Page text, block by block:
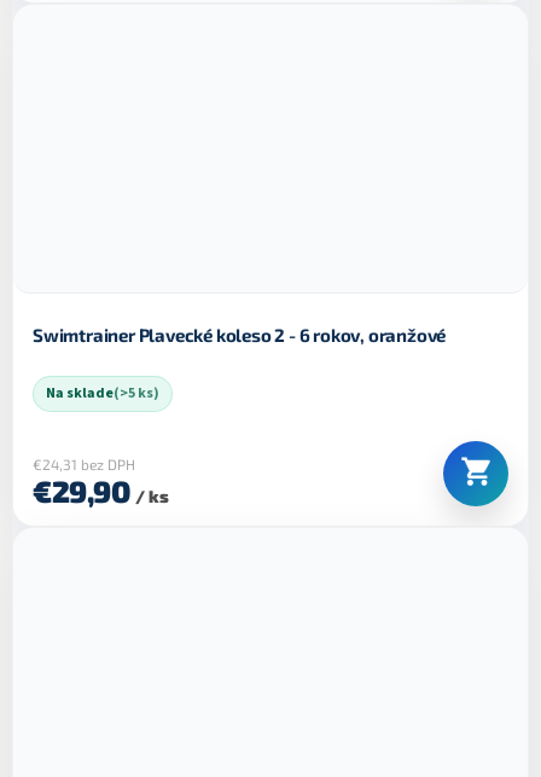
Swimtrainer Plavecké koleso 2 - 6 rokov, oranžové
Na sklade(>5 ks)
€24,31 bez DPH
€29,90 / ks